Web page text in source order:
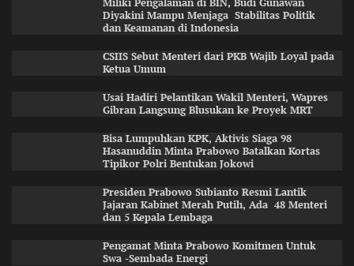
Miliki Pengalaman di BIN, Budi Gunawan
Diyakini Mampu Menjaga Stabilitas Politik
dan Keamanan di Indonesia
CSIIS Sebut Menteri dari PKB Wajib Loyal pada
Ketua Umum
Usai Hadiri Pelantikan Wakil Menteri, Wapres
Gibran Langsung Blusukan ke Proyek MRT
Bisa Lumpuhkan KPK, Aktivis Siaga 98
Hasanuddin Minta Prabowo Batalkan Kortas
Tipikor Polri Bentukan Jokowi
Presiden Prabowo Subianto Resmi Lantik
Jajaran Kabinet Merah Putih, Ada 48 Menteri
dan 5 Kepala Lembaga
Pengamat Minta Prabowo Komitmen Untuk
Swa -Sembada Energi